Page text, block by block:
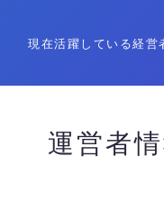
現在活躍している経営
運営者